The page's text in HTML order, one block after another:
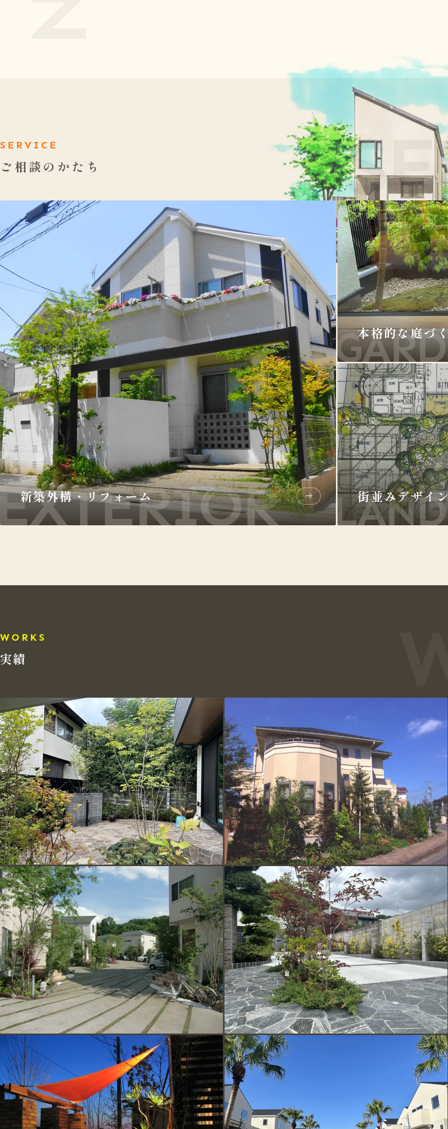
SERVICE
ご相談のかたち
新築外構・リフォーム
本格的な庭づ
街並みデザイ
WORKS
実績